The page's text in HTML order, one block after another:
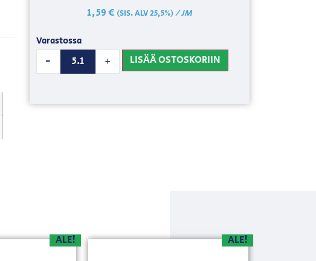
1,59€ (SIS. ALV 25,5%)/ JM
Varastossa
- + LISÄÄ OSTOSKORIIN
ALE! ALE!